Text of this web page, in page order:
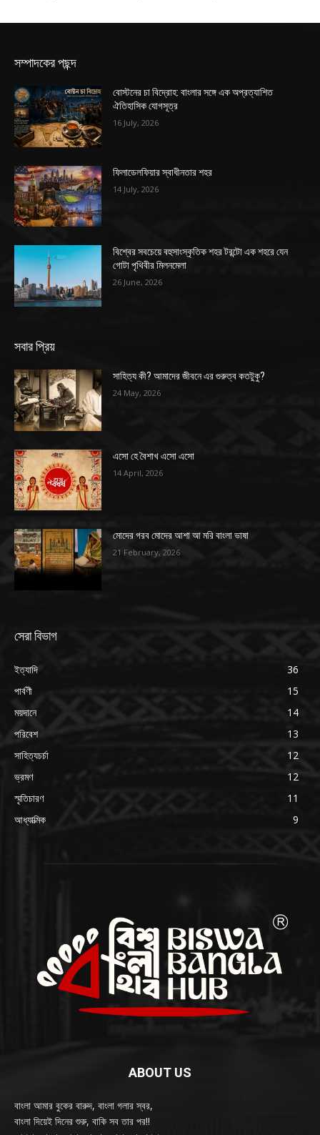
সম্পাদকের পছন্দ
বোস্টনের চা বিদ্রোহ: বাংলার সঙ্গে এক অপ্রত্যাশিত
ঐতিহাসিক যোগসূত্র
16 July, 2026
ফিলাডেলফিয়ার স্বাধীনতার শহর
14 July, 2026
বিশ্বের সবচেয়ে বহুসাংস্কৃতিক শহর টরন্টো এক শহরে যেন
গোটা পৃথিবীর মিলনমেলা
26 June, 2026
সবার প্রিয়
সাহিত্য কী? আমাদের জীবনে এর গুরুত্ব কতটুকু?
24 May, 2026
এসো হে বৈশাখ এসো এসো
14 April, 2026
মোদের গরব মোদের আশা আ মরি বাংলা ভাষা
21 February, 2026
সেরা বিভাগ
ইত্যাদি
36
পার্বণী
15
ময়দানে
14
পরিবেশ
13
সাহিত্যচর্চা
12
ভ্রমণ
12
স্মৃতিচারণ
11
আধ্যাত্মিক
9
ABOUT US
বাংলা আমার বুকের বারুদ, বাংলা গলার স্বর,
বাংলা দিয়েই দিনের শুরু, বাকি সব তার পর!!